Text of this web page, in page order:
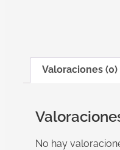
Valoraciones (0)
No hay